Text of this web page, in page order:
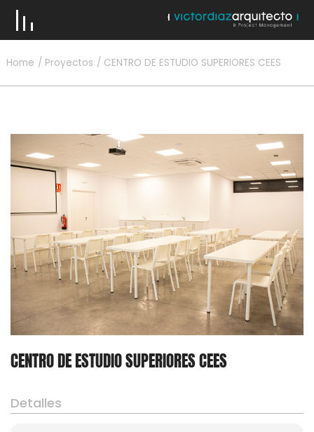
VICTOR DÍAZ & EQUIPO
Home Proyectos CENTRO DE ESTUDIO SUPERIORES CEES
CENTRO DE ESTUDIO SUPERIORES CEES
Detalles